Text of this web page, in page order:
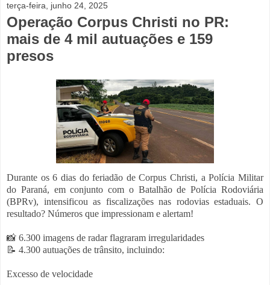
terça-feira, junho 24, 2025
Operação Corpus Christi no PR:
mais de 4 mil autuações e 159
presos
Durante os 6 dias do feriadão de Corpus Christi, a Polícia Militar
do Paraná, em conjunto com o Batalhão de Polícia Rodoviária
(BPRv), intensificou as fiscalizações nas rodovias estaduais. O
resultado? Números que impressionam e alertam!
📸 6.300 imagens de radar flagraram irregularidades
📝 4.300 autuações de trânsito, incluindo:
Excesso de velocidade